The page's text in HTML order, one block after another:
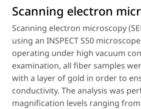
Scanning electron
Scanning electron microscopy
using an INSPECT S50
operating under high vacuum
examination, all fiber samples
with a layer of gold in order to
conductivity. The analysis was
magnification levels ranging from